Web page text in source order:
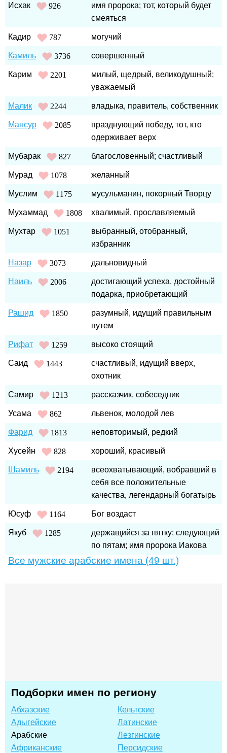
Исхак 926
имя пророка; тот, который будет
смеяться
Кадир 787 могучий
Камиль 3736 совершенный
Карим 2201
милый, щедрый, великодушный;
уважаемый
Малик 2244 владыка, правитель, собственник
Мансур 2085
празднующий победу, тот, кто
одерживает верх
Мубарак 827 благословенный; счастливый
Мурад 1078 желанный
Муслим 1175 мусульманин, покорный Творцу
Мухаммад 1808 хвалимый, прославляемый
Мухтар 1051
выбранный, отобранный,
избранник
Назар 3073 дальновидный
Наиль 2006
достигающий успеха, достойный
подарка, приобретающий
Рашид 1850
разумный, идущий правильным
путем
Рифат 1259 высоко стоящий
Саид 1443
счастливый, идущий вверх,
охотник
Самир 1213 рассказчик, собеседник
Усама 862 львенок, молодой лев
Фарид 1813 неповторимый, редкий
Хусейн 828 хороший, красивый
Шамиль 2194
всеохватывающий, вобравший в
себя все положительные
качества, легендарный богатырь
Юсуф 1164 Бог воздаст
Якуб 1285
держащийся за пятку; следующий
по пятам; имя пророка Иакова
Все мужские арабские имена (49 шт.)
Подборки имен по региону
Абхазские
Адыгейские
Арабские
Африканские
Кельтские
Латинские
Лезгинские
Персидские